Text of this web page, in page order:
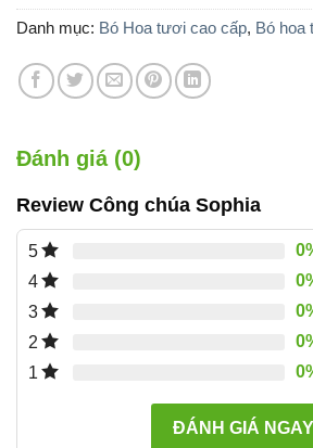
Danh mục: Bó Hoa tươi cao cấp, Bó hoa
Đánh giá (0)
Review Công chúa Sophia
5
4
3
2
1
ĐÁNH GIÁ NGAY